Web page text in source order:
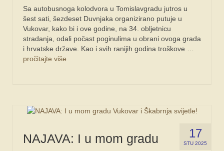
Sa autobusnoga kolodvora u Tomislavgradu jutros u
šest sati, šezdeset Duvnjaka organizirano putuje u
Vukovar, kako bi i ove godine, na 34. obljetnicu
stradanja, odali počast poginulima u obrani ovoga grada
i hrvatske države. Kao i svih ranijih godina troškove …
pročitajte više
17
STU 2025
NAJAVA: I u mom gradu